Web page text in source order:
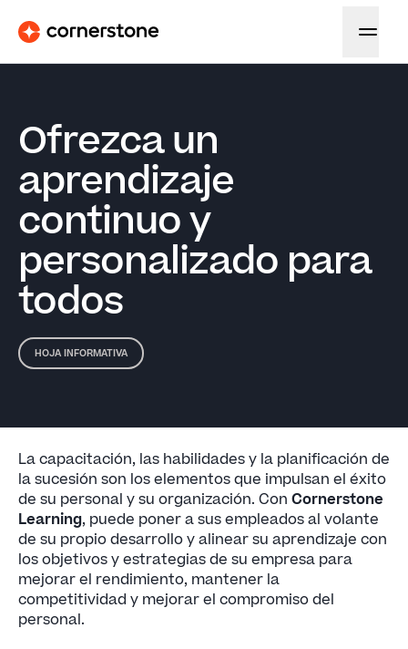
Ofrezca un
aprendizaje
continuo y
personalizado para
todos
HOJA INFORMATIVA
La capacitación, las habilidades y la planificación de
la sucesión son los elementos que impulsan el éxito
de su personal y su organización. Con Cornerstone
Learning, puede poner a sus empleados al volante
de su propio desarrollo y alinear su aprendizaje con
los objetivos y estrategias de su empresa para
mejorar el rendimiento, mantener la
competitividad y mejorar el compromiso del
personal.